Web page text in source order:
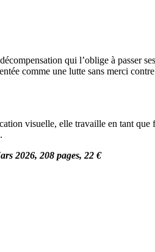
qui l’oblige à passer
comme une lutte sans merci
visuelle, elle travaille en tant
2026, 208 pages, 22 €